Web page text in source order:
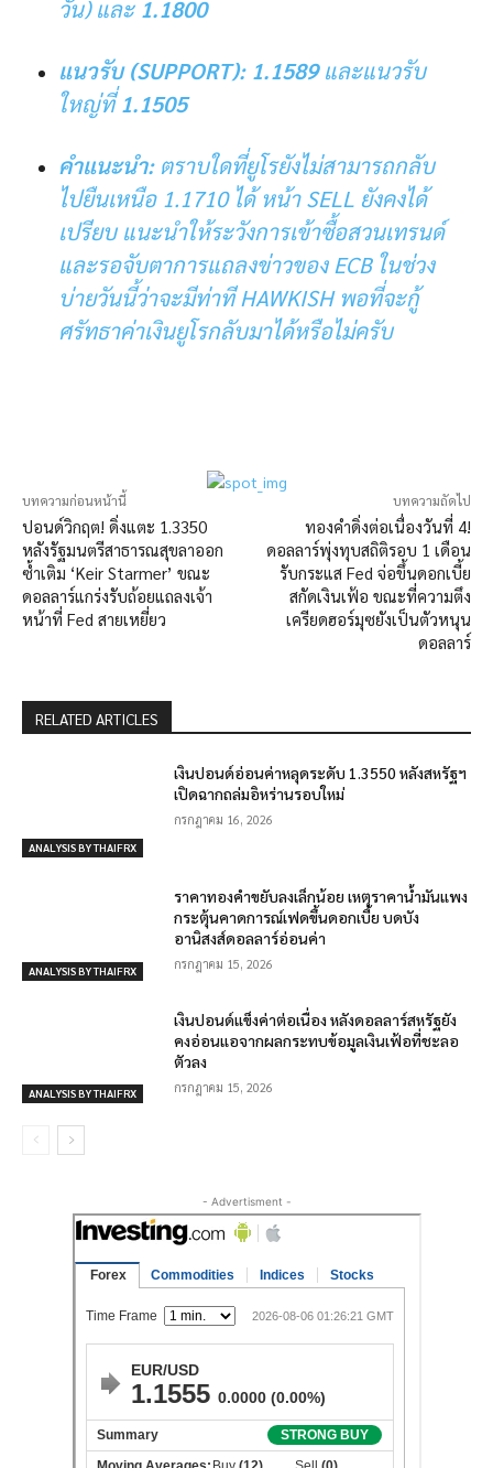
วัน) และ 1.1800
แนวรับ (SUPPORT): 1.1589และแนวรับ
ใหญ่ที่1.1505
คำแนะนำ:ตราบใดที่ยูโรยังไม่สามารถกลับ
ไปยืนเหนือ 1.1710 ได้ หน้า SELL ยังคงได้
เปรียบ แนะนำให้ระวังการเข้าซื้อสวนเทรนด์
และรอจับตาการแถลงข่าวของ ECB ในช่วง
บ่ายวันนี้ว่าจะมีท่าทีHAWKISHพอที่จะกู้
ศรัทธาค่าเงินยูโรกลับมาได้หรือไม่ครับ
บทความก่อนหน้านี้
ปอนด์วิกฤต! ดิ่งแตะ 1.3350
หลังรัฐมนตรีสาธารณสุขลาออก
ซ้ำเติม ‘Keir Starmer’ ขณะ
ดอลลาร์แกร่งรับถ้อยแถลงเจ้า
หน้าที่ Fed สายเหยี่ยว
บทความถัดไป
ทองคำดิ่งต่อเนื่องวันที่ 4!
ดอลลาร์พุ่งทุบสถิติรอบ 1 เดือน
รับกระแส Fed จ่อขึ้นดอกเบี้ย
สกัดเงินเฟ้อ ขณะที่ความตึง
เครียดฮอร์มุซยังเป็นตัวหนุน
ดอลลาร์
RELATED ARTICLES
ANALYSIS BY THAIFRX
เงินปอนด์อ่อนค่าหลุดระดับ 1.3550 หลังสหรัฐฯ
เปิดฉากถล่มอิหร่านรอบใหม่
กรกฎาคม 16, 2026
ANALYSIS BY THAIFRX
ราคาทองคำขยับลงเล็กน้อย เหตุราคาน้ำมันแพง
กระตุ้นคาดการณ์เฟดขึ้นดอกเบี้ย บดบัง
อานิสงส์ดอลลาร์อ่อนค่า
กรกฎาคม 15, 2026
ANALYSIS BY THAIFRX
เงินปอนด์แข็งค่าต่อเนื่อง หลังดอลลาร์สหรัฐยัง
คงอ่อนแอจากผลกระทบข้อมูลเงินเฟ้อที่ชะลอ
ตัวลง
กรกฎาคม 15, 2026
- Advertisment -